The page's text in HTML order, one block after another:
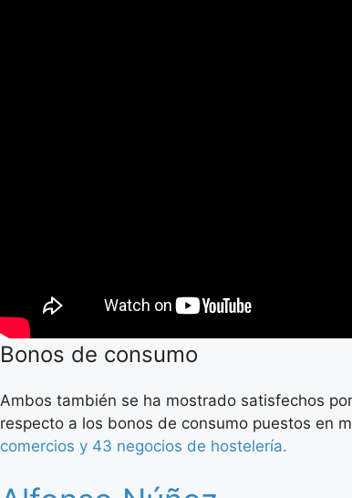
Bonos de consumo
Ambos también se ha mostrado satisfechos
respecto a los bonos de consumo puestos en
comercios y 43 negocios de hostelería.